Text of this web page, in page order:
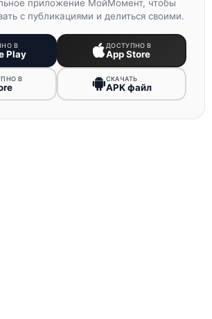
приложение МойМомент, чтобы
с публикациями и делиться своими.
В
Play
ДОСТУПНО В
App Store
В СКАЧАТЬ
APK файл